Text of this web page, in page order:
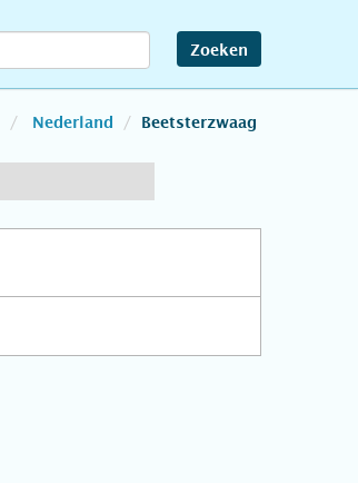
Zoeken
Nederland Beetsterzwaag